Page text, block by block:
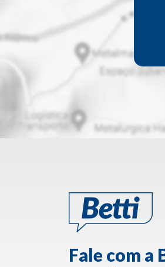
Fale com a